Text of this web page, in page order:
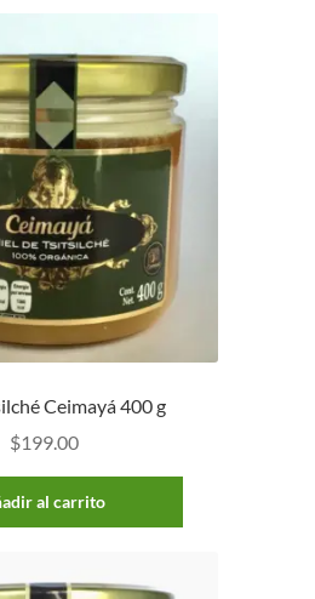
Ceimayá 400 g
$199.00
al carrito